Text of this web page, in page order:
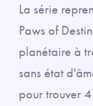
La série
Paws of
planétaire à
sans état
pour trouver